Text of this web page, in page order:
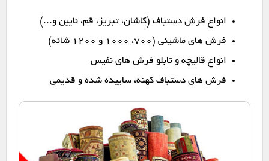
انواع فرش دستباف (کاشان، تبریز، قم، نایین و...)
فرش های ماشینی (۷۰۰، ۱۰۰۰ و ۱۲۰۰ شانه)
انواع قالیچه و تابلو فرش های نفیس
فرش های دستباف کهنه، ساییده شده و قدیمی